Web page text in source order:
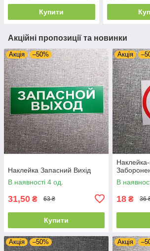
Купити
Акційні пропозиції та новинки
Акція –50%
Наклейка Запасний Вихід
В наявності 4 од.
31,50 ₴ 63 ₴
Купити
Акція
Наклейка-
В
18 ₴ 36
Акція –50% Акція